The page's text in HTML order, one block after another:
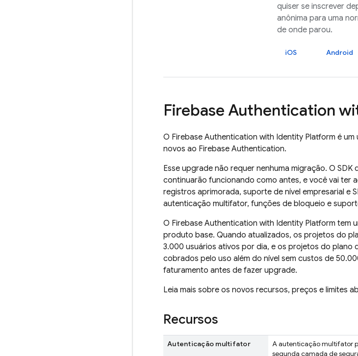
quiser se inscrever
anônima para uma
de onde parou.
iOS Android
Firebase Authentication
O Firebase Authentication with Identity Platform é um
novos ao Firebase Authentication.
Esse upgrade não requer nenhuma migração. O
continuarão funcionando como antes, e você vai ter
registros aprimorada, suporte de nível empresarial e
autenticação multifator, funções de bloqueio e
O Firebase Authentication with Identity Platform tem
produto base. Quando atualizados, os projetos do
3.000 usuários ativos por dia, e os projetos do plano
cobrados pelo uso além do nível sem custos de
faturamento antes de fazer upgrade.
Leia mais sobre os novos recursos, preços e limites
Recursos
Autenticação multifator
A autenticação multifator
segunda camada de